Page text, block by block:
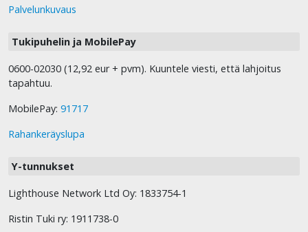
Palvelunkuvaus
Tukipuhelin ja MobilePay
0600-02030 (12,92 eur + pvm). Kuuntele viesti, että lahjoitus
tapahtuu.
MobilePay: 91717
Rahankeräyslupa
Y-tunnukset
Lighthouse Network Ltd Oy: 1833754-1
Ristin Tuki ry: 1911738-0